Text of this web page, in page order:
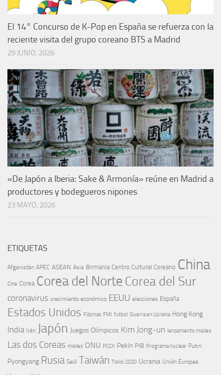
El 14° Concurso de K-Pop en España se refuerza con la
reciente visita del grupo coreano BTS a Madrid
29 JUNIO, 2026
«De Japón a Iberia: Sake & Armonía» reúne en Madrid a
productores y bodegueros nipones
23 MAYO, 2026
ETIQUETAS
Afganistán APEC ASEAN Asia Birmania Centro Cultural Coreano China
Cine Corea Corea del NorteCorea del Sur
coronavirus crecimiento económico EEUU elecciones España
Estados Unidos Filipinas FMI futbol Guerra en Ucrania Hong Kong
India Irán Japón Juegos Olímpicos Kim Jong-un lanzamiento misiles
Las dos Coreas misiles ONU PCCh Pekín PIB Programa nuclear Putin
Pyongyang Rusia Seúl Taiwán Tokio 2020 Ucrania Unión Europea